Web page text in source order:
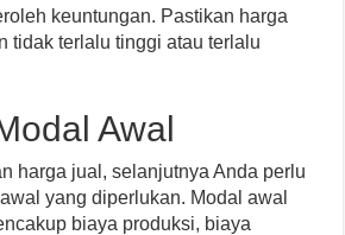
keuntungan. Pastikan harga
tidak terlalu tinggi atau terlalu
Awal
harga jual, selanjutnya Anda perlu
yang diperlukan. Modal awal
biaya produksi, biaya